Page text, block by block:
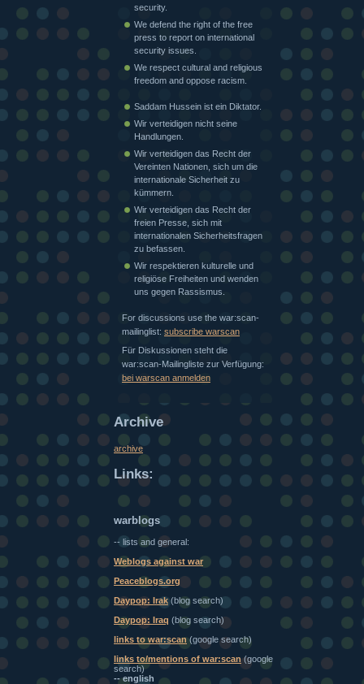
security.
We defend the right of the free
press to report on international
security issues.
We respect cultural and religious
freedom and oppose racism.
Saddam Hussein ist ein Diktator.
Wir verteidigen nicht seine
Handlungen.
Wir verteidigen das Recht der
Vereinten Nationen, sich um die
internationale Sicherheit zu
kümmern.
Wir verteidigen das Recht der
freien Presse, sich mit
internationalen Sicherheitsfragen
zu befassen.
Wir respektieren kulturelle und
religiöse Freiheiten und wenden
uns gegen Rassismus.
For discussions use the war:scan-
mailinglist: subscribe warscan
Für Diskussionen steht die
war:scan-Mailingliste zur Verfügung:
bei warscan anmelden
Archive
archive
Links:
warblogs
-- lists and general:
Weblogs against war
Peaceblogs.org
Daypop: Irak (blog search)
Daypop: Iraq (blog search)
links to war:scan (google search)
links to/mentions of war:scan(google
search)
-- english